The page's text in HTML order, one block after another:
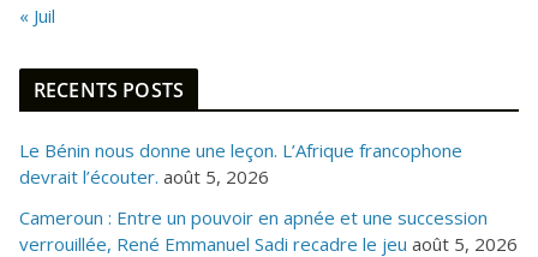
« Juil
RECENTS POSTS
Le Bénin nous donne une leçon. L’Afrique francophone
devrait l’écouter. août 5, 2026
Cameroun : Entre un pouvoir en apnée et une succession
verrouillée, René Emmanuel Sadi recadre le jeu août 5, 2026